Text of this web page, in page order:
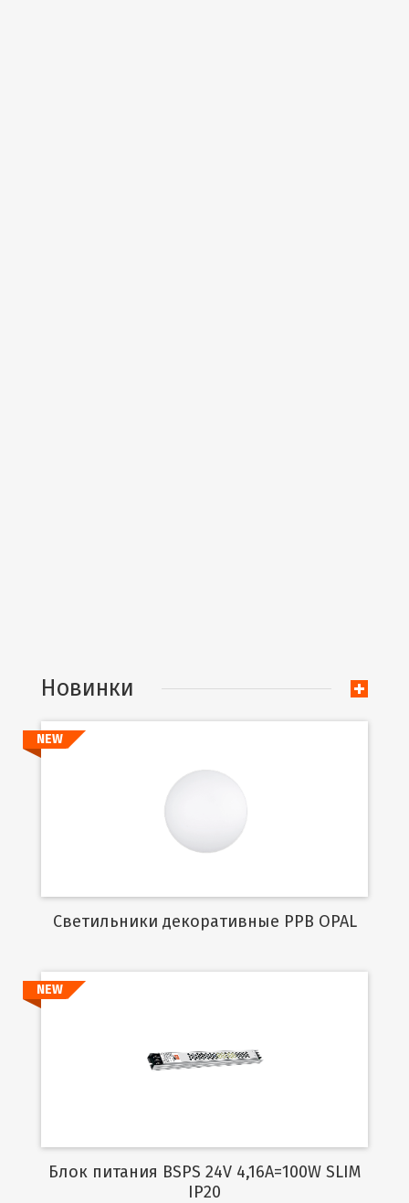
Новинки
NEW
Cветильники декоративные PPB OPAL
Подробнее
NEW
Блок питания BSPS 24V 4,16A=100W SLIM
IP20